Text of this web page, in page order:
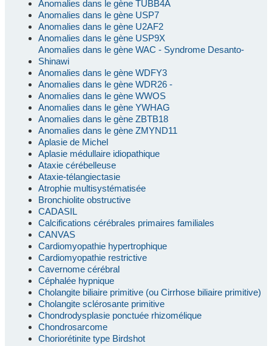
Anomalies dans le gène TUBB4A
Anomalies dans le gène USP7
Anomalies dans le gène U2AF2
Anomalies dans le gène USP9X
Anomalies dans le gène WAC - Syndrome Desanto-
Shinawi
Anomalies dans le gène WDFY3
Anomalies dans le gène WDR26 -
Anomalies dans le gène WWOS
Anomalies dans le gène YWHAG
Anomalies dans le gène ZBTB18
Anomalies dans le gène ZMYND11
Aplasie de Michel
Aplasie médullaire idiopathique
Ataxie cérébelleuse
Ataxie-télangiectasie
Atrophie multisystématisée
Bronchiolite obstructive
CADASIL
Calcifications cérébrales primaires familiales
CANVAS
Cardiomyopathie hypertrophique
Cardiomyopathie restrictive
Cavernome cérébral
Céphalée hypnique
Cholangite biliaire primitive (ou Cirrhose biliaire primitive)
Cholangite sclérosante primitive
Chondrodysplasie ponctuée rhizomélique
Chondrosarcome
Choriorétinite type Birdshot